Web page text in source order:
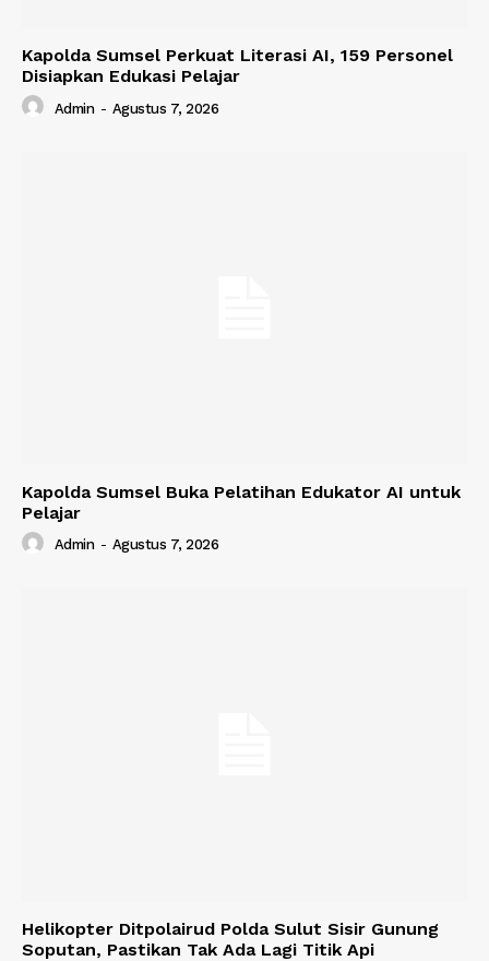
Kapolda Sumsel Perkuat Literasi AI, 159 Personel
Disiapkan Edukasi Pelajar
Admin - Agustus 7, 2026
Kapolda Sumsel Buka Pelatihan Edukator AI untuk
Pelajar
Admin - Agustus 7, 2026
Helikopter Ditpolairud Polda Sulut Sisir Gunung
Soputan, Pastikan Tak Ada Lagi Titik Api